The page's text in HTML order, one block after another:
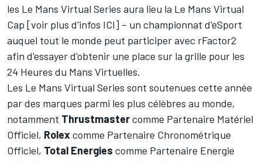
les Le Mans Virtual Series aura lieu la Le Mans Virtual
Cap [voir plus d'infos ICI] – un championnat d'eSport
auquel tout le monde peut participer avec rFactor2
afin d'essayer d'obtenir une place sur la grille pour les
24 Heures du Mans Virtuelles.
Les Le Mans Virtual Series sont soutenues cette année
par des marques parmi les plus célèbres au monde,
notamment Thrustmastercomme Partenaire Matériel
Officiel, Rolexcomme Partenaire Chronométrique
Officiel, Total Energies comme Partenaire Energie